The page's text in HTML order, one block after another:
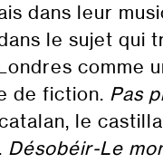
dans leur
le sujet qui
comme
de fiction. Pas
le
Désobéir-Le